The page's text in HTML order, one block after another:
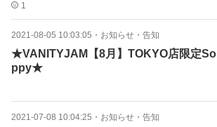
1
2021-08-05 10:03:05 ・ お知らせ・告知
★VANITYJAM【8月】TOKYO店限定So
ppy★
2021-07-08 10:04:25 ・ お知らせ・告知